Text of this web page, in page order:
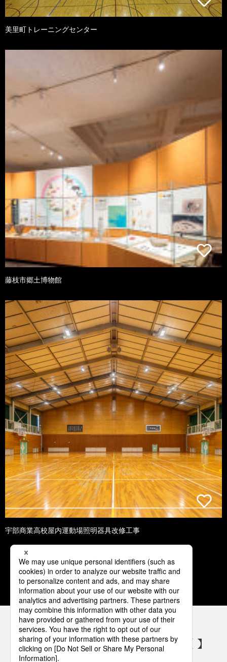
美里町トレーニングセンター
藤枝市郷土博物館
宇部商業高校屋内運動場照明器具改修工事
1 2 3 4 5
パナソニックの電気設備 SNSアカウント